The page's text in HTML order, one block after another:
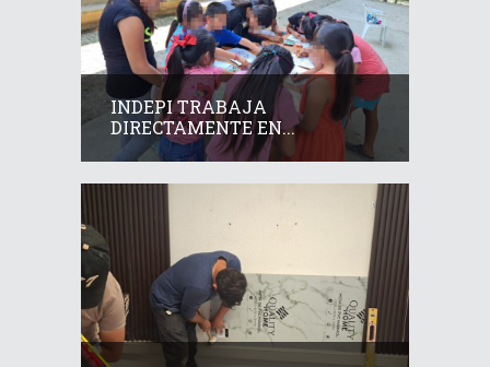
INDEPI TRABAJA
DIRECTAMENTE EN...